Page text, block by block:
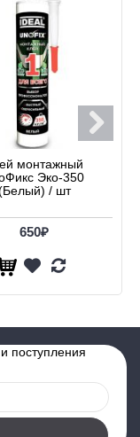
монтажный
Эко-350
/ шт
650₽
поступления